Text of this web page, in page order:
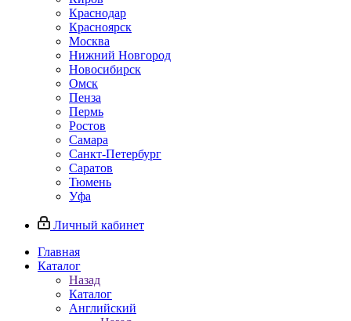
Краснодар
Красноярск
Москва
Нижний Новгород
Новосибирск
Омск
Пенза
Пермь
Ростов
Самара
Санкт-Петербург
Саратов
Тюмень
Уфа
Личный кабинет
Главная
Каталог
Назад
Каталог
Английский